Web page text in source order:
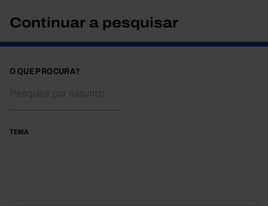
Continuar a pesquisar
O QUE PROCURA?
TEMA